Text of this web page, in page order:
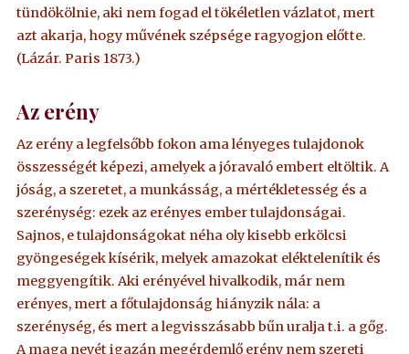
tündökölnie, aki nem fogad el tökéletlen vázlatot, mert
azt akarja, hogy művének szépsége ragyogjon előtte.
(Lázár. Paris 1873.)
Az erény
Az erény a legfelsőbb fokon ama lényeges tulajdonok
összességét képezi, amelyek a jóravaló embert eltöltik. A
jóság, a szeretet, a munkásság, a mértékletesség és a
szerénység: ezek az erényes ember tulajdonságai.
Sajnos, e tulajdonságokat néha oly kisebb erkölcsi
gyöngeségek kísérik, melyek amazokat eléktelenítik és
meggyengítik. Aki erényével hivalkodik, már nem
erényes, mert a főtulajdonság hiányzik nála: a
szerénység, és mert a legvisszásabb bűn uralja t.i. a gőg.
A maga nevét igazán megérdemlő erény nem szereti